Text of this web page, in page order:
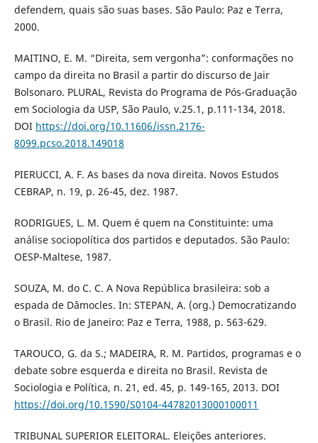
defendem, quais são suas bases. São Paulo: Paz e Terra,
2000.
MAITINO, E. M. “Direita, sem vergonha”: conformações no
campo da direita no Brasil a partir do discurso de Jair
Bolsonaro. PLURAL, Revista do Programa de Pós-Graduação
em Sociologia da USP, São Paulo, v.25.1, p.111-134, 2018.
DOI https://doi.org/10.11606/issn.2176-
8099.pcso.2018.149018
PIERUCCI, A. F. As bases da nova direita. Novos Estudos
CEBRAP, n. 19, p. 26-45, dez. 1987.
RODRIGUES, L. M. Quem é quem na Constituinte: uma
análise sociopolítica dos partidos e deputados. São Paulo:
OESP-Maltese, 1987.
SOUZA, M. do C. C. A Nova República brasileira: sob a
espada de Dâmocles. In: STEPAN, A. (org.) Democratizando
o Brasil. Rio de Janeiro: Paz e Terra, 1988, p. 563-629.
TAROUCO, G. da S.; MADEIRA, R. M. Partidos, programas e o
debate sobre esquerda e direita no Brasil. Revista de
Sociologia e Política, n. 21, ed. 45, p. 149-165, 2013. DOI
https://doi.org/10.1590/S0104-44782013000100011
TRIBUNAL SUPERIOR ELEITORAL. Eleições anteriores.